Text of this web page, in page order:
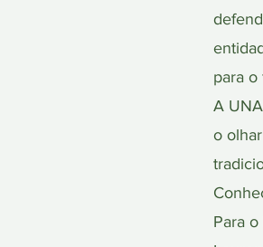
para o
A
o
Para